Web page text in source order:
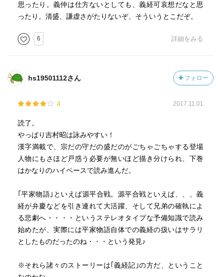
思ったり。義仲は仕方ないとしても、義経可哀想だなと思
ったり。清盛、謙虚さがたりないぞ、そういうとこだぞ。
6 詳細をみる
hs19501112さん フォロー
4 2017.11.01
読了。
やっぱり吉村昭は詠みやすい！
漢字満載で、宗だの守だの盛だのがごちゃごちゃする登場
人物にもさほど戸惑う必要が無いほど描き分けられ、下巻
はかなりのハイペースで読み進んだ。
｢平家物語｣といえば源平合戦。源平合戦といえば、、、義
経が弁慶などを引き連れて大活躍、そして兄弟の確執によ
る悲劇へ・・・・というステレオタイプな予備知識で読み
始めたが、実際には平家物語自体での義経の扱いはサラリ
としたものだったのね・・・という発見♪
※それら諸々のストーリーは｢義経記｣の方だ、ということ